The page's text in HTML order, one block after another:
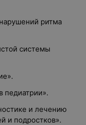
ритма
системы
педиатрии».
и лечению
и подростков».